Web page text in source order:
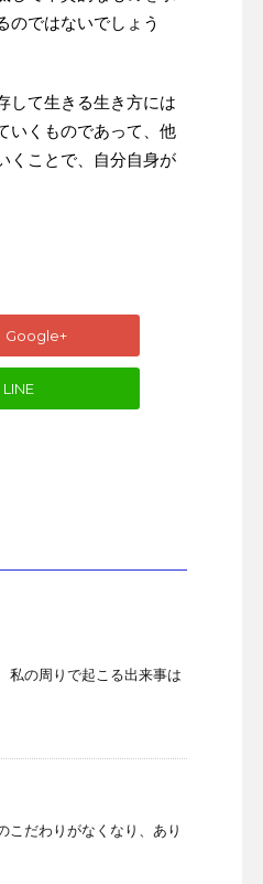
のではないでしょう
して生きる生き方には
いくものであって、他
くことで、自分自身が
Google+
LINE
私の周りで起こる出来事は
こだわりがなくなり、あり